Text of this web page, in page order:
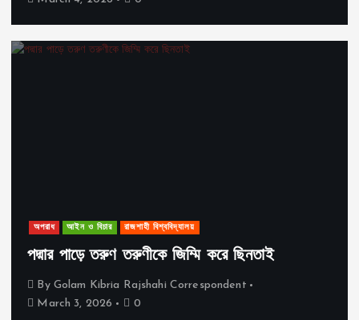
অপরাধ আইন ও বিচার রাজশাহী বিশ্ববিদ্যালয়
পদ্মার পাড়ে তরুণ তরুণীকে জিম্মি করে ছিনতাই
By Golam Kibria Rajshahi Correspondent
March 3, 2026
0